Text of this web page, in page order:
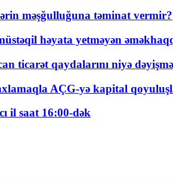
məşğulluğuna təminat vermir?
həyata yetməyən
ticarət qaydalarını niyə
AÇG-yə kapital
il saat 16:00-dək